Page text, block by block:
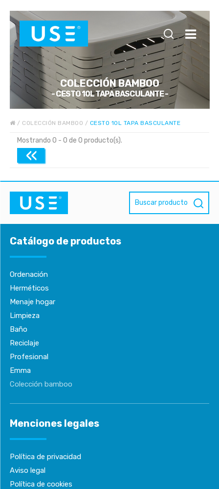
COLECCIÓN BAMBOO
- CESTO 10L TAPA BASCULANTE -
/ COLECCIÓN BAMBOO / CESTO 10L TAPA BASCULANTE
Mostrando 0 - 0 de 0 producto(s).
«
Buscar producto
Catálogo de productos
Ordenación
Herméticos
Menaje hogar
Limpieza
Baño
Reciclaje
Profesional
Emma
Colección bamboo
Menciones legales
Política de privacidad
Aviso legal
Política de cookies